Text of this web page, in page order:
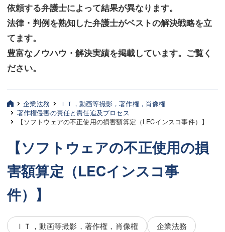
法律相談など（その他）
お客様へ
みずほ中央の特長・実質編
みずほ中央の特長・形式編
三平 聡史
坂本 陽一
桶川 聡
三平 隆史
吉元 優仁
依頼する弁護士によって結果が異なります。
法律・判例を熟知した弁護士がベストの解決戦略を立
てます。
豊富なノウハウ・解決実績を掲載しています。ご覧く
ださい。
法律相談など（その他）
お客様へ
みずほ中央の特長・実質編
みずほ中央の特長・形式編
三平 聡史
坂本 陽一
桶川 聡
三平 隆史
吉元 優仁
企業法務
ＩＴ，動画等撮影，著作権，肖像権
著作権侵害の責任と責任追及プロセス
【ソフトウェアの不正使用の損害額算定（LECインスコ事件）】
【ソフトウェアの不正使用の損
害額算定（LECインスコ事
件）】
ＩＴ，動画等撮影，著作権，肖像権
企業法務